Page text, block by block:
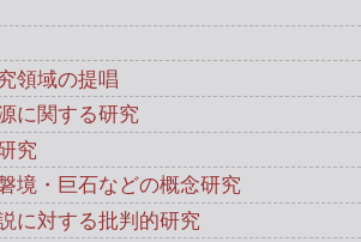
領域の提唱
に関する研究
究
境・巨石などの概念研究
に対する批判的研究